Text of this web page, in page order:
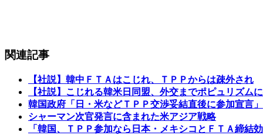
関連記事
【社説】韓中ＦＴＡはこじれ、ＴＰＰからは疎外され
【社説】こじれる韓米日同盟、外交までポピュリズム
韓国政府「日・米などＴＰＰ交渉妥結直後に参加宣言」
シャーマン次官発言に含まれた米アジア戦略
「韓国、ＴＰＰ参加なら日本・メキシコとＦＴＡ締結効